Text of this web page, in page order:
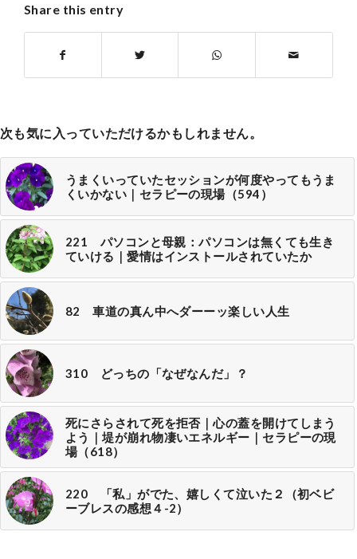
Share this entry
次も気に入っていただけるかもしれません。
うまくいっていたセッションが何度やってもうま
くいかない｜セラピーの現場（594）
221 パソコンと母親：パソコンは無くても生き
ていける｜愛情はインストールされていたか
82 車道の真ん中へダーーッ楽しい人生
310 どっちの「なぜなんだ」？
死にさらされて死を拒否｜心の蓋を開けてしまう
よう｜堤が崩れ物凄いエネルギー｜セラピーの現
場（618）
220 「私」がでた、嬉しくて泣いた２（初ベビ
ーブレスの感想４-2）